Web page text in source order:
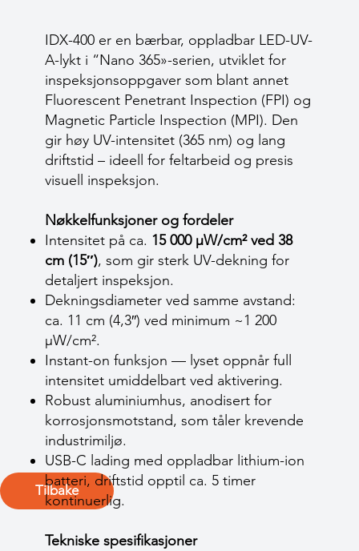
Tilbake
IDX-400 er en bærbar, oppladbar LED-UV-
A-lykt i “Nano 365»-serien, utviklet for
inspeksjonsoppgaver som blant annet
Fluorescent Penetrant Inspection (FPI) og
Magnetic Particle Inspection (MPI). Den
gir høy UV-intensitet (365 nm) og lang
driftstid – ideell for feltarbeid og presis
visuell inspeksjon.
Nøkkelfunksjoner og fordeler
Intensitet på ca. 15 000 µW/cm² ved 38
cm (15″), som gir sterk UV-dekning for
detaljert inspeksjon.
Dekningsdiameter ved samme avstand:
ca. 11 cm (4,3″) ved minimum ~1 200
µW/cm².
Instant-on funksjon — lyset oppnår full
intensitet umiddelbart ved aktivering.
Robust aluminiumhus, anodisert for
korrosjonsmotstand, som tåler krevende
industrimiljø.
USB-C lading med oppladbar lithium-ion
batteri, driftstid opptil ca. 5 timer
kontinuerlig.
Tekniske spesifikasjoner